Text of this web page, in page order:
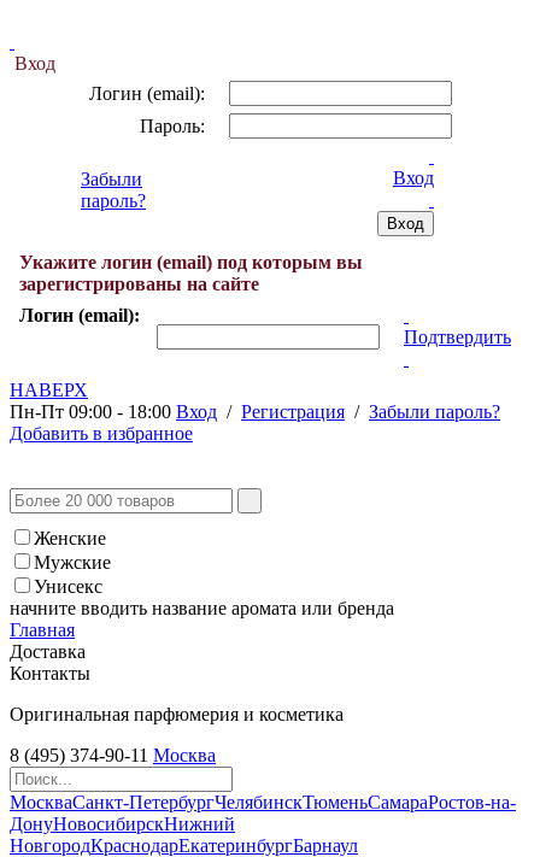
Вход
Логин (email):
Пароль:
Забыли
пароль?
Вход
Укажите логин (email) под которым вы
зарегистрированы на сайте
Логин (email):
Подтвердить
НАВЕРХ
Пн-Пт 09:00 - 18:00 Вход / Регистрация / Забыли пароль?
Добавить в избранное
Женские
Мужские
Унисекс
начните вводить название аромата или бренда
Главная
Доставка
Контакты
Оригинальная парфюмерия и косметика
8 (495) 374-90-11 Москва
МоскваСанкт-ПетербургЧелябинскТюменьСамараРостов-на-
ДонуНовосибирскНижний
НовгородКраснодарЕкатеринбургБарнаул